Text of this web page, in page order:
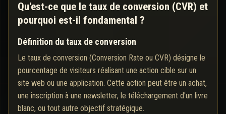
Qu'est-ce que le taux de conversion (CVR) et
pourquoi est-il fondamental ?
Définition du taux de conversion
Le taux de conversion (Conversion Rate ou CVR) désigne le
pourcentage de visiteurs réalisant une action cible sur un
site web ou une application. Cette action peut être un achat,
une inscription à une newsletter, le téléchargement d'un livre
blanc, ou tout autre objectif stratégique.